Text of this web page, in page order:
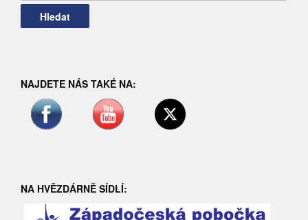
NAJDETE NÁS TAKÉ NA:
NA HVĚZDÁRNĚ SÍDLÍ: